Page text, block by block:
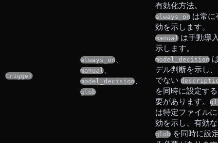
trigger
always_on、
manual、
model_decision、
glob
有効化方法。
always_on は常に
効を示します。
manual は手動導
示します。
model_decision
デル判断を示し
でない
を同時に設定す
要があります。
は特定ファイル
効を示し、有効な
glob を同時に設